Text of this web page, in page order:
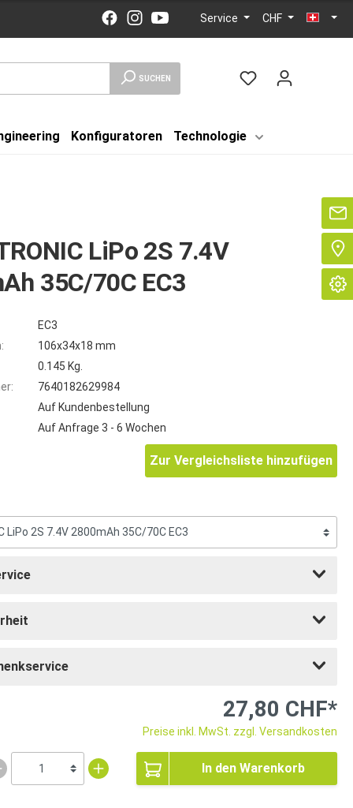
Service CHF
SUCHEN
Konfiguratoren Technologie
LiPo 2S 7.4V
35C/70C EC3
EC3
106x34x18 mm
0.145 Kg.
7640182629984
Auf Kundenbestellung
Auf Anfrage 3 - 6 Wochen
Zur Vergleichsliste hinzufügen
27,80 CHF*
Preise inkl. MwSt. zzgl. Versandkosten
In den Warenkorb